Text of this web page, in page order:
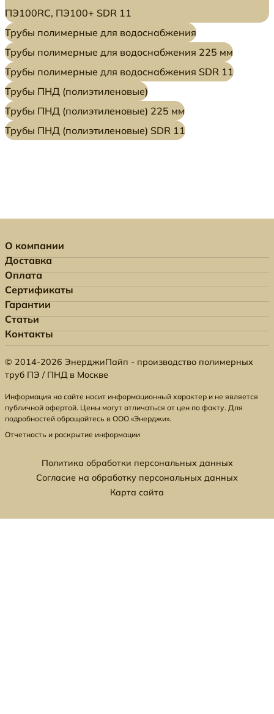
ПЭ100RC, ПЭ100+ SDR 11
Трубы полимерные для водоснабжения
Трубы полимерные для водоснабжения 225 мм
Трубы полимерные для водоснабжения SDR 11
Трубы ПНД (полиэтиленовые)
Трубы ПНД (полиэтиленовые) 225 мм
Трубы ПНД (полиэтиленовые) SDR 11
О компании
Доставка
Оплата
Сертификаты
Гарантии
Статьи
Контакты
© 2014-2026 ЭнерджиПайп - производство полимерных
труб ПЭ / ПНД в Москве
Информация на сайте носит информационный характер и не является
публичной офертой. Цены могут отличаться от цен по факту. Для
подробностей обращайтесь в ООО «Энерджи».
Отчетность и раскрытие информации
Политика обработки персональных данных
Согласие на обработку персональных данных
Карта сайта